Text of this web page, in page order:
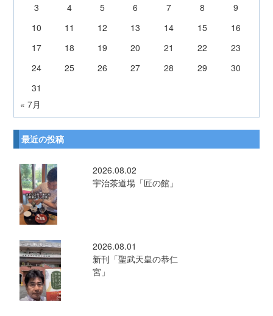
3
4 5 6 7 8
9
10
11 12 13 14 15
16
17
18 19 20 21 22
23
24
25 26 27 28 29
30
31
« 7月
最近の投稿
2026.08.02
宇治茶道場「匠の館」
2026.08.01
新刊「聖武天皇の恭仁
宮」